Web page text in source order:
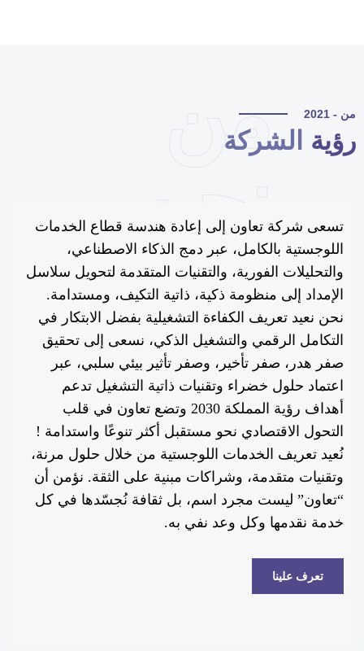
من
نحن
- 2021
الشركة
تسعى شركة تعاون إلى إعادة هندسة قطاع الخدمات
اللوجستية بالكامل، عبر دمج الذكاء الاصطناعي،
والتحليلات الفورية، والتقنيات المتقدمة لتحويل سلاسل
الإمداد إلى منظومة ذكية، ذاتية التكيف، ومستدامة.
نحن نعيد تعريف الكفاءة التشغيلية بفضل الابتكار في
التكامل الرقمي والتشغيل الذكي، نسعى إلى تحقيق
صفر هدر، صفر تأخير، وصفر تأثير بيئي سلبي، عبر
اعتماد حلول خضراء وتقنيات ذاتية التشغيل تدعم
أهداف رؤية المملكة 2030 وتضع تعاون في قلب
التحول الاقتصادي نحو مستقبل أكثر تنوعًا واستدامة !
نُعيد تعريف الخدمات اللوجستية من خلال حلول مرنة،
وتقنيات متقدمة، وشراكات مبنية على الثقة. نؤمن أن
“تعاون” ليست مجرد اسم، بل ثقافة نُجسّدها في كل
خدمة نقدمها وكل وعد نفي به.
تعرف علينا